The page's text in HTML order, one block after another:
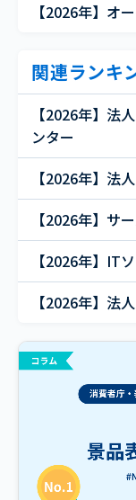
【2026年】オ
関連ランキ
【2026年】法
ンター
【2026年】法
【2026年】サ
【2026年】IT
【2026年】法